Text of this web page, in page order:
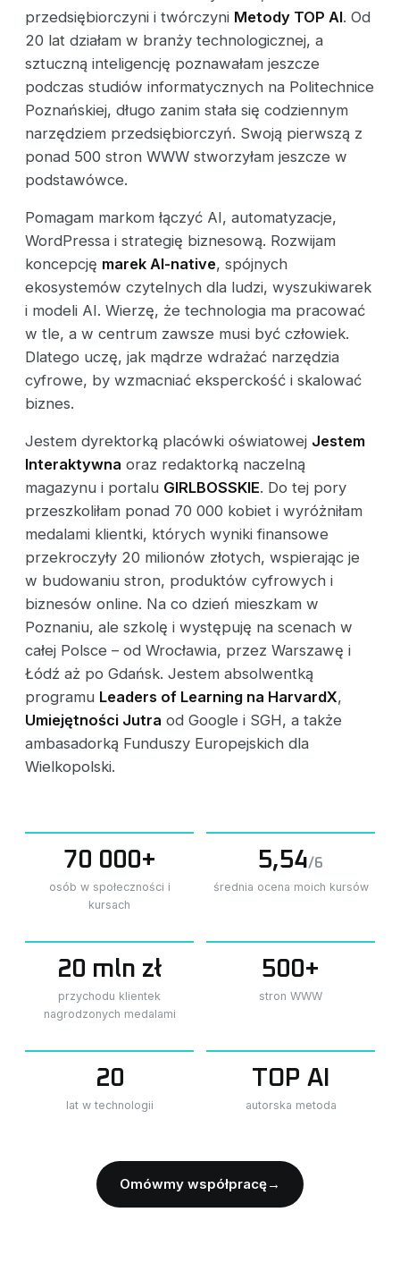
przedsiębiorczyni i twórczyni Metody TOP AI. Od
20 lat działam w branży technologicznej, a
sztuczną inteligencję poznawałam jeszcze
podczas studiów informatycznych na Politechnice
Poznańskiej, długo zanim stała się codziennym
narzędziem przedsiębiorczyń. Swoją pierwszą z
ponad 500 stron WWW stworzyłam jeszcze w
podstawówce.
Pomagam markom łączyć AI, automatyzacje,
WordPressa i strategię biznesową. Rozwijam
koncepcję marek AI-native, spójnych
ekosystemów czytelnych dla ludzi, wyszukiwarek
i modeli AI. Wierzę, że technologia ma pracować
w tle, a w centrum zawsze musi być człowiek.
Dlatego uczę, jak mądrze wdrażać narzędzia
cyfrowe, by wzmacniać eksperckość i skalować
biznes.
Jestem dyrektorką placówki oświatowej Jestem
Interaktywna oraz redaktorką naczelną
magazynu i portalu GIRLBOSSKIE. Do tej pory
przeszkoliłam ponad 70 000 kobiet i wyróżniłam
medalami klientki, których wyniki finansowe
przekroczyły 20 milionów złotych, wspierając je
w budowaniu stron, produktów cyfrowych i
biznesów online. Na co dzień mieszkam w
Poznaniu, ale szkolę i występuję na scenach w
całej Polsce – od Wrocławia, przez Warszawę i
Łódź aż po Gdańsk. Jestem absolwentką
programu Leaders of Learning na HarvardX,
Umiejętności Jutra od Google i SGH, a także
ambasadorką Funduszy Europejskich dla
Wielkopolski.
70 000+
osób w społeczności i
kursach
5,54/6
średnia ocena moich kursów
20 mln zł
przychodu klientek
nagrodzonych medalami
500+
stron WWW
20
lat w technologii
TOP AI
autorska metoda
Omówmy współpracę→